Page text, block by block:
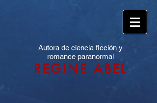
Autora de ciencia ficción y
romance paranormal
REGINE ABEL